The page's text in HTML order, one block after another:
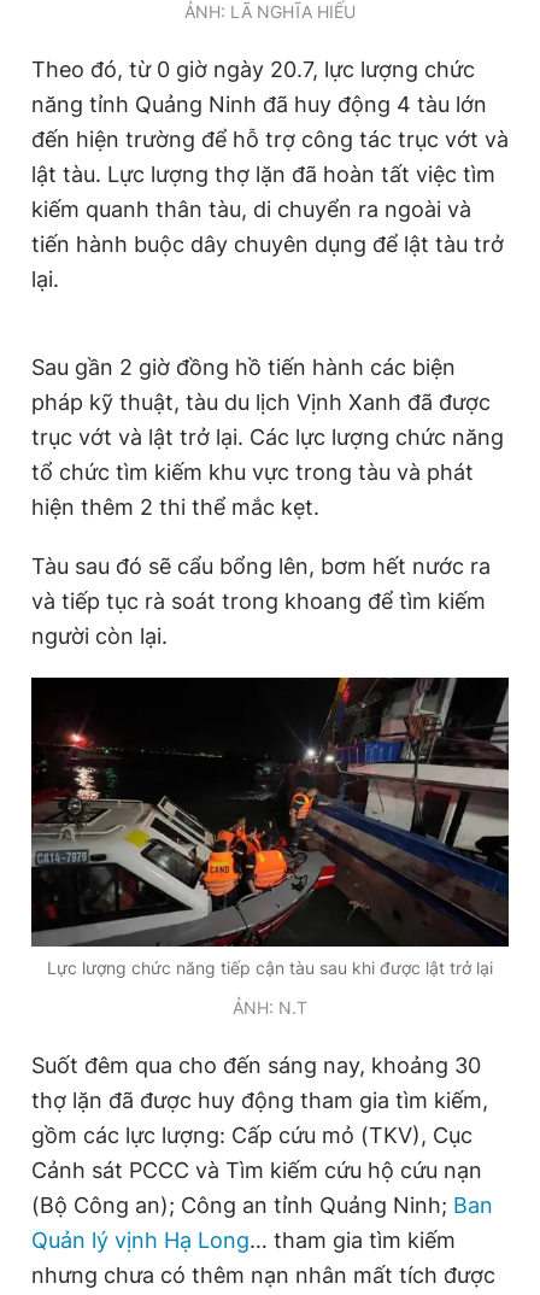
Quảng cáo RSS Tòa soạn
Tổng biên tập: Nguyễn Ngọc Toàn
Phó tổng biên tập thường trực: Hải Thành
Phó tổng biên tập: Lâm Hiếu Dũng
Phó tổng biên tập: Trần Việt Hưng
Tổng thư ký tòa soạn: Đức Trung
Giấy phép xuất bản số 110/GP - BTTTT cấp ngày 24.3.2020
© 2003-2026 Bản quyền thuộc về Báo Thanh Niên. Cấm sao
chép dưới mọi hình thức nếu không có sự chấp thuận bằng văn
bản. Phát triển bởi ePi Technologies, JSC.
ẢNH: LÃ NGHĨA HIẾU
Theo đó, từ 0 giờ ngày 20.7, lực lượng chức
năng tỉnh Quảng Ninh đã huy động 4 tàu lớn
đến hiện trường để hỗ trợ công tác trục vớt và
lật tàu. Lực lượng thợ lặn đã hoàn tất việc tìm
kiếm quanh thân tàu, di chuyển ra ngoài và
tiến hành buộc dây chuyên dụng để lật tàu trở
lại.
Sau gần 2 giờ đồng hồ tiến hành các biện
pháp kỹ thuật, tàu du lịch Vịnh Xanh đã được
trục vớt và lật trở lại. Các lực lượng chức năng
tổ chức tìm kiếm khu vực trong tàu và phát
hiện thêm 2 thi thể mắc kẹt.
Tàu sau đó sẽ cẩu bổng lên, bơm hết nước ra
và tiếp tục rà soát trong khoang để tìm kiếm
người còn lại.
Lực lượng chức năng tiếp cận tàu sau khi được lật trở lại
ẢNH: N.T
Suốt đêm qua cho đến sáng nay, khoảng 30
thợ lặn đã được huy động tham gia tìm kiếm,
gồm các lực lượng: Cấp cứu mỏ (TKV), Cục
Cảnh sát PCCC và Tìm kiếm cứu hộ cứu nạn
(Bộ Công an); Công an tỉnh Quảng Ninh; Ban
Quản lý vịnh Hạ Long… tham gia tìm kiếm
nhưng chưa có thêm nạn nhân mất tích được